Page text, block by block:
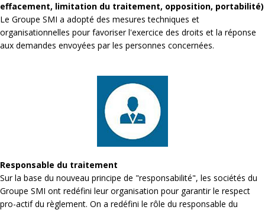
effacement, limitation du traitement, opposition, portabilité)
Le Groupe SMI a adopté des mesures techniques et
organisationnelles pour favoriser l'exercice des droits et la réponse
aux demandes envoyées par les personnes concernées.
Responsable du traitement
Sur la base du nouveau principe de "responsabilité", les sociétés du
Groupe SMI ont redéfini leur organisation pour garantir le respect
pro-actif du règlement. On a redéfini le rôle du responsable du